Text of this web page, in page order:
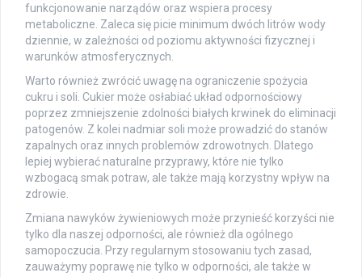
funkcjonowanie narządów oraz wspiera procesy
metaboliczne. Zaleca się picie minimum dwóch litrów wody
dziennie, w zależności od poziomu aktywności fizycznej i
warunków atmosferycznych.
Warto również zwrócić uwagę na ograniczenie spożycia
cukru i soli. Cukier może osłabiać układ odpornościowy
poprzez zmniejszenie zdolności białych krwinek do eliminacji
patogenów. Z kolei nadmiar soli może prowadzić do stanów
zapalnych oraz innych problemów zdrowotnych. Dlatego
lepiej wybierać naturalne przyprawy, które nie tylko
wzbogacą smak potraw, ale także mają korzystny wpływ na
zdrowie.
Zmiana nawyków żywieniowych może przynieść korzyści nie
tylko dla naszej odporności, ale również dla ogólnego
samopoczucia. Przy regularnym stosowaniu tych zasad,
zauważymy poprawę nie tylko w odporności, ale także w